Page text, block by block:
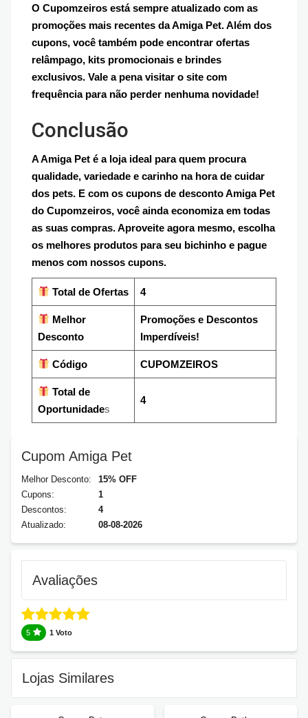
O Cupomzeiros está sempre atualizado com as
promoções mais recentes da Amiga Pet. Além dos
cupons, você também pode encontrar ofertas
relâmpago, kits promocionais e brindes
exclusivos. Vale a pena visitar o site com
frequência para não perder nenhuma novidade!
Conclusão
A Amiga Pet é a loja ideal para quem procura
qualidade, variedade e carinho na hora de cuidar
dos pets. E com os cupons de desconto Amiga Pet
do Cupomzeiros, você ainda economiza em todas
as suas compras. Aproveite agora mesmo, escolha
os melhores produtos para seu bichinho e pague
menos com nossos cupons.
Total de Ofertas 4
Melhor
Desconto
Promoções e Descontos
Imperdíveis!
Código CUPOMZEIROS
Total de
Oportunidades
4
Cupom Amiga Pet
Melhor Desconto:
15% OFF
Cupons:
1
Descontos:
4
Atualizado:
08-08-2026
Avaliações
5 1 Voto
Lojas Similares